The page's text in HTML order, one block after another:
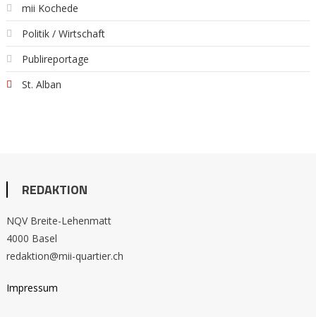
mii Kochede
Politik / Wirtschaft
Publireportage
St. Alban
REDAKTION
NQV Breite-Lehenmatt
4000 Basel
redaktion@mii-quartier.ch
Impressum